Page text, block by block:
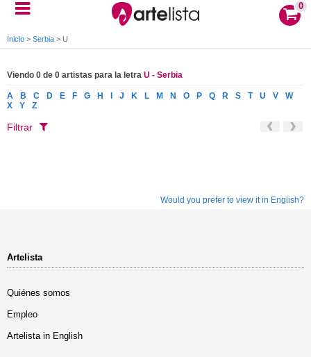
0
Inicio > Serbia > U
Viendo 0 de 0 artistas para la letra U - Serbia
A B C D E F G H J K L M N O P Q R S T U V
W
X
Y Z
Filtrar
Would you prefer to view it in English?
Artelista
Quiénes somos
Empleo
Artelista in English